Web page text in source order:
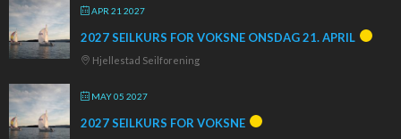
APR 21 2027
2027 SEILKURS FOR VOKSNE ONSDAG 21. APRIL
Hjellestad Seilforening
MAY 05 2027
2027 SEILKURS FOR VOKSNE